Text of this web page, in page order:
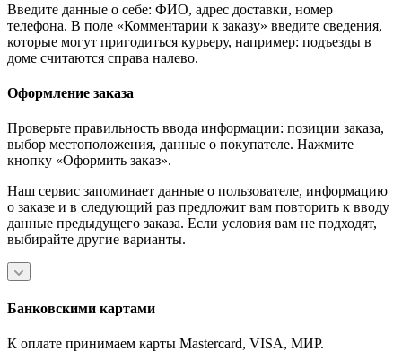
Введите данные о себе: ФИО, адрес доставки, номер
телефона. В поле «Комментарии к заказу» введите сведения,
которые могут пригодиться курьеру, например: подъезды в
доме считаются справа налево.
Оформление заказа
Проверьте правильность ввода информации: позиции заказа,
выбор местоположения, данные о покупателе. Нажмите
кнопку «Оформить заказ».
Наш сервис запоминает данные о пользователе, информацию
о заказе и в следующий раз предложит вам повторить к вводу
данные предыдущего заказа. Если условия вам не подходят,
выбирайте другие варианты.
Банковскими картами
К оплате принимаем карты Mastercard, VISA, МИР.